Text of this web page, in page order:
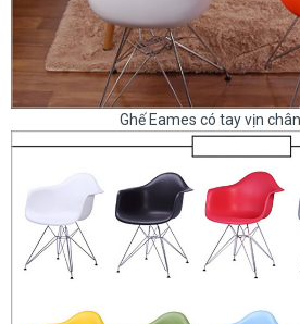
Ghế Eames có tay vịn